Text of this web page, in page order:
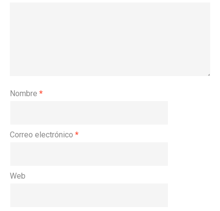
Nombre *
Correo electrónico *
Web